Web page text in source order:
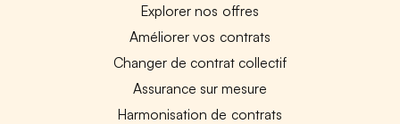
Explorer nos offres
Améliorer vos contrats
Changer de contrat collectif
Assurance sur mesure
Harmonisation de contrats